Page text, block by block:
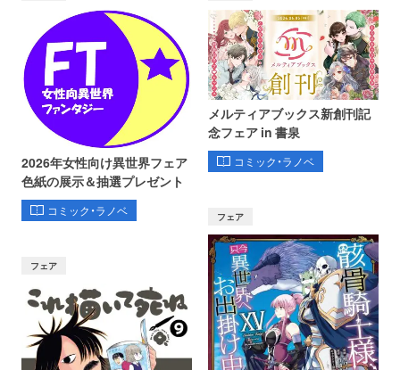
2026年女性向け異世界フェア
色紙の展示＆抽選プレゼント
コミック・ラノベ
メルティアブックス新創刊記
念フェア in 書泉
コミック・ラノベ
フェア
フェア